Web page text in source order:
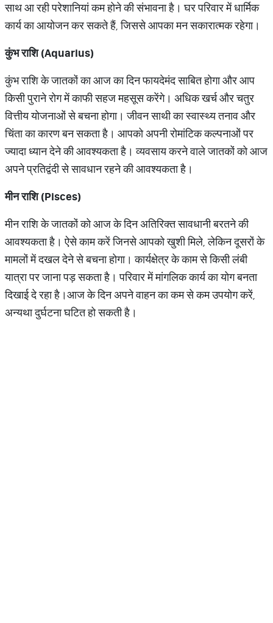
साथ आ रही परेशानियां कम होने की संभावना है। घर परिवार में धार्मिक
कार्य का आयोजन कर सकते हैं, जिससे आपका मन सकारात्मक रहेगा।
कुंभ राशि (Aquarius)
कुंभ राशि के जातकों का आज का दिन फायदेमंद साबित होगा और आप
किसी पुराने रोग में काफी सहज महसूस करेंगे। अधिक खर्च और चतुर
वित्तीय योजनाओं से बचना होगा। जीवन साथी का स्वास्थ्य तनाव और
चिंता का कारण बन सकता है। आपको अपनी रोमांटिक कल्पनाओं पर
ज्यादा ध्यान देने की आवश्यकता है। व्यवसाय करने वाले जातकों को आज
अपने प्रतिद्वंदी से सावधान रहने की आवश्यकता है।
मीन राशि (Pisces)
मीन राशि के जातकों को आज के दिन अतिरिक्त सावधानी बरतने की
आवश्यकता है। ऐसे काम करें जिनसे आपको खुशी मिले, लेकिन दूसरों के
मामलों में दखल देने से बचना होगा। कार्यक्षेत्र के काम से किसी लंबी
यात्रा पर जाना पड़ सकता है। परिवार में मांगलिक कार्य का योग बनता
दिखाई दे रहा है।आज के दिन अपने वाहन का कम से कम उपयोग करें,
अन्यथा दुर्घटना घटित हो सकती है।